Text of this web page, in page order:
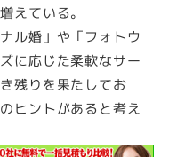
えている。
ル婚」や「フォトウ
に応じた柔軟なサー
残りを果たしてお
ヒントがあると考え